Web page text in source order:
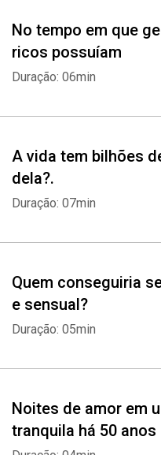
No tempo em que
ricos possuíam
Duração: 06min
A vida tem bilhões
dela?.
Duração: 07min
Quem conseguiria
e sensual?
Duração: 05min
Noites de amor em
tranquila há 50 anos